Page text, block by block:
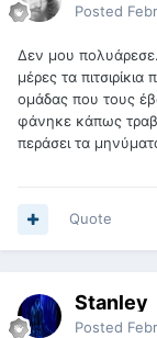
Posted
Δεν μου
μέρες τα
ομάδας που τους
φάνηκε κάπως
περάσει τα
Quote
Stanley
Posted